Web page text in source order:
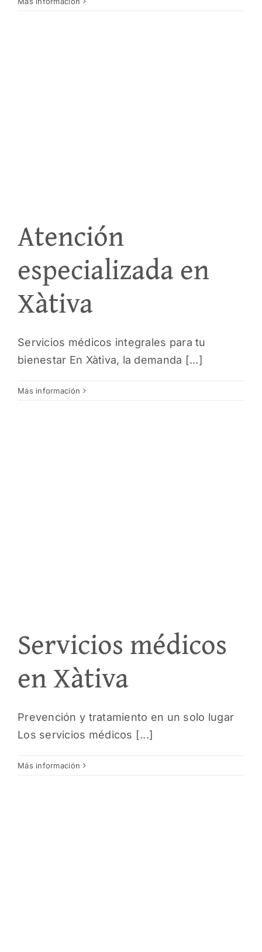
Atención
especializada en
Xàtiva
Servicios médicos integrales para tu
bienestar En Xàtiva, la demanda [...]
Más información
Servicios médicos
en Xàtiva
Prevención y tratamiento en un solo lugar
Los servicios médicos [...]
Más información